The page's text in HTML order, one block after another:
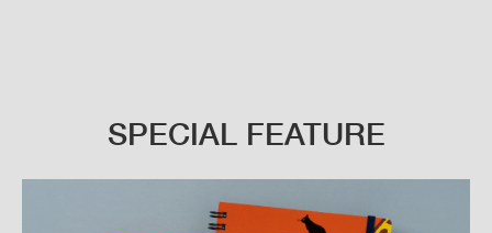
SPECIAL FEATURE